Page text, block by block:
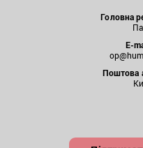
Головна
E-
Поштова